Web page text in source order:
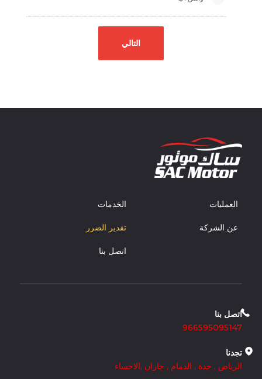
اتصل بنا
966595095147
تجدنا
الرياض , جدة , الدمام ,جازان ,الاحساء
الخدمات العمليات
تقدير الضرر عن الشركة
اتصل بنا